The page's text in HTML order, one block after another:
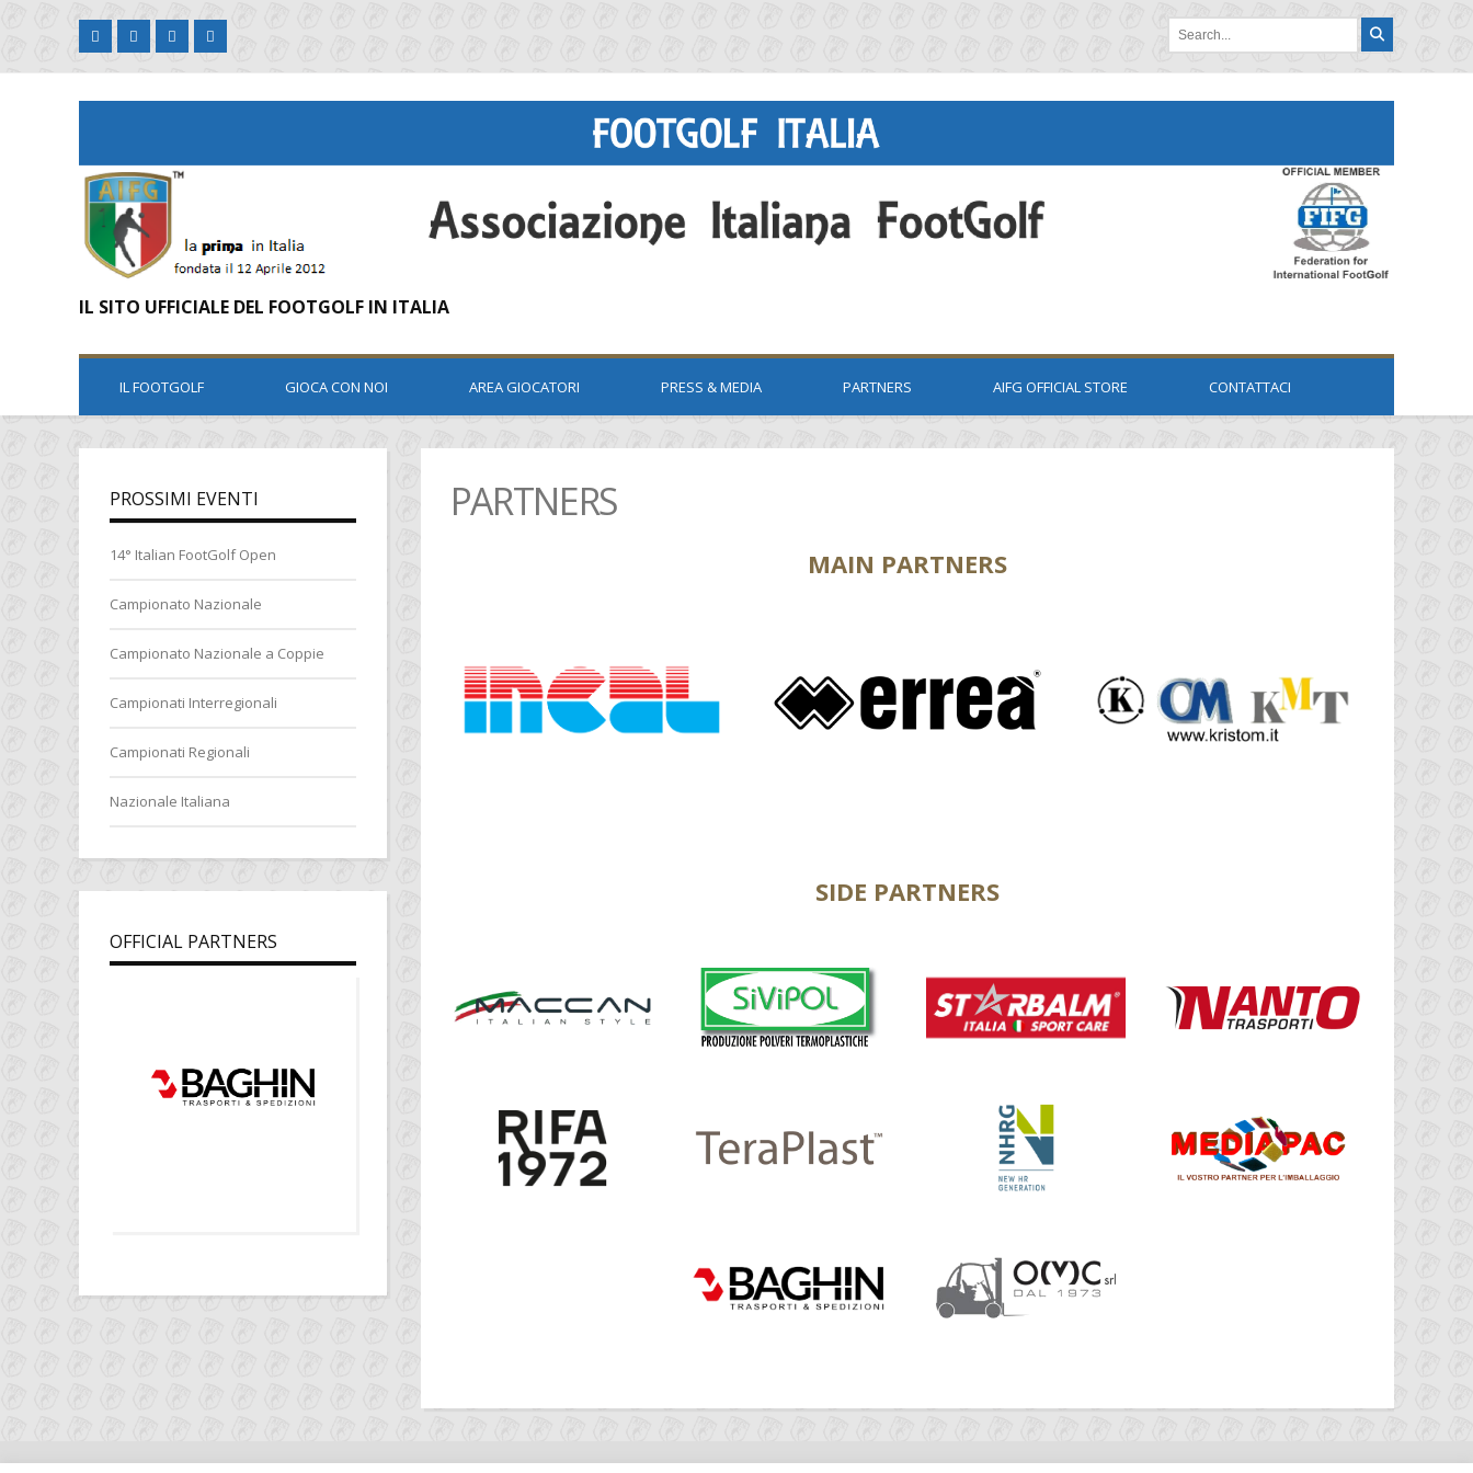
IL SITO UFFICIALE DEL FOOTGOLF IN ITALIA
IL FOOTGOLF GIOCA CON NOI AREA GIOCATORI PRESS & MEDIA PARTNERS AIFG OFFICIAL STORE CONTATTACI
PARTNERS
MAIN PARTNERS
SIDE PARTNERS
PROSSIMI EVENTI
14° Italian FootGolf Open
Campionato Nazionale
Campionato Nazionale a Coppie
Campionati Interregionali
Campionati Regionali
Nazionale Italiana
OFFICIAL PARTNERS